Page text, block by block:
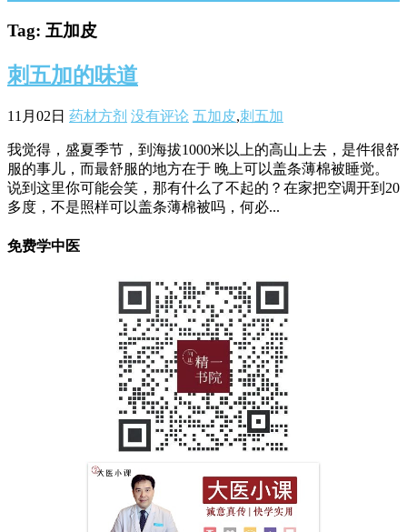
Tag: 五加皮
刺五加的味道
11月02日 药材方剂 没有评论 五加皮,刺五加
我觉得，盛夏季节，到海拔1000米以上的高山上去，是件很舒
服的事儿，而最舒服的地方在于 晚上可以盖条薄棉被睡觉。
说到这里你可能会笑，那有什么了不起的？在家把空调开到20
多度，不是照样可以盖条薄棉被吗，何必...
免费学中医